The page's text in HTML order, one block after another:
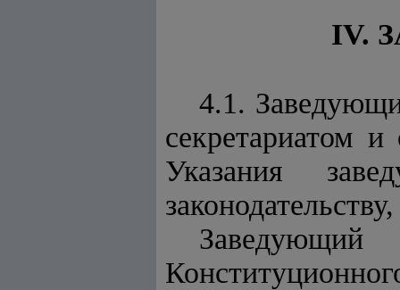
IV.
4.1.
секретариатом
Указания
Заведующий